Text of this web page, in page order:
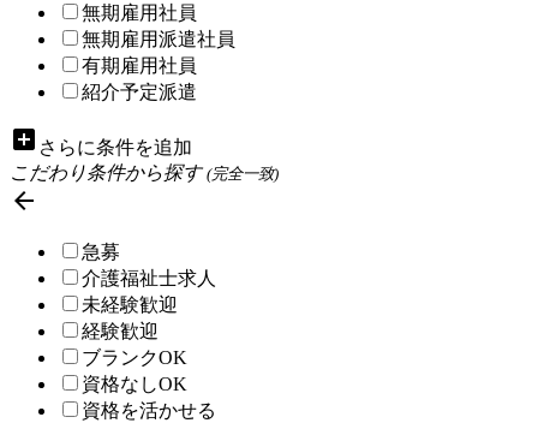
無期雇用社員
無期雇用派遣社員
有期雇用社員
紹介予定派遣
add_box さらに条件を追加
こだわり条件から探す(完全一致)

急募
介護福祉士求人
未経験歓迎
経験歓迎
ブランクOK
資格なしOK
資格を活かせる